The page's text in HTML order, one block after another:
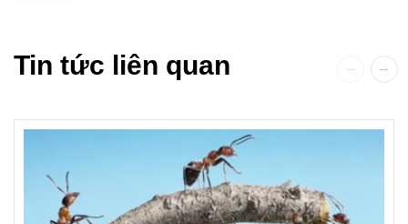
Tin tức liên quan